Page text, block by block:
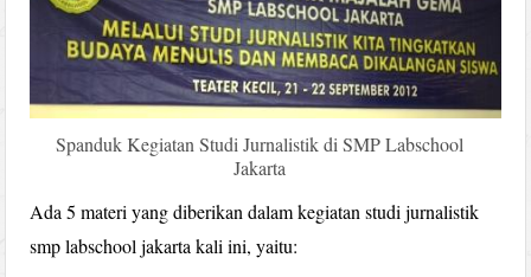
Spanduk Kegiatan Studi Jurnalistik di SMP Labschool
Jakarta
Ada 5 materi yang diberikan dalam kegiatan studi jurnalistik
smp labschool jakarta kali ini, yaitu: